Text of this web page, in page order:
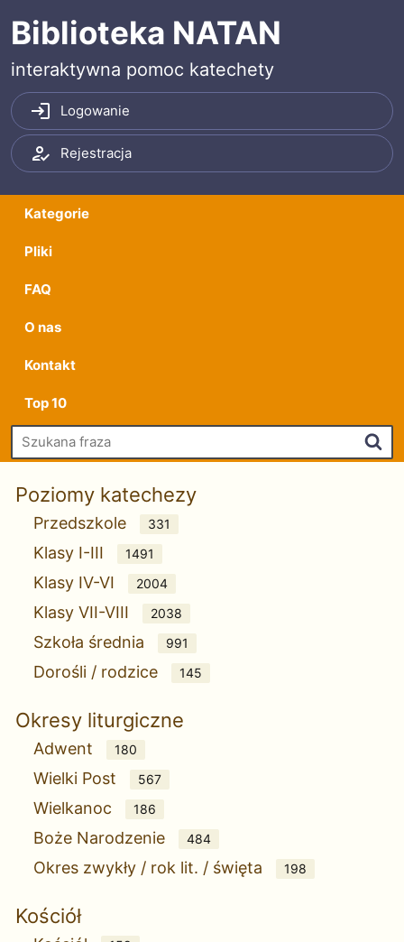
Przeskocz do treści
Przeskocz do menu
Biblioteka NATAN
interaktywna pomoc katechety
Logowanie
Rejestracja
Kategorie
Pliki
FAQ
O nas
Kontakt
Top 10
Poziomy katechezy
Przedszkole 331
Klasy I-III 1491
Klasy IV-VI 2004
Klasy VII-VIII 2038
Szkoła średnia 991
Dorośli / rodzice 145
Okresy liturgiczne
Adwent 180
Wielki Post 567
Wielkanoc 186
Boże Narodzenie 484
Okres zwykły / rok lit. / święta 198
Kościół